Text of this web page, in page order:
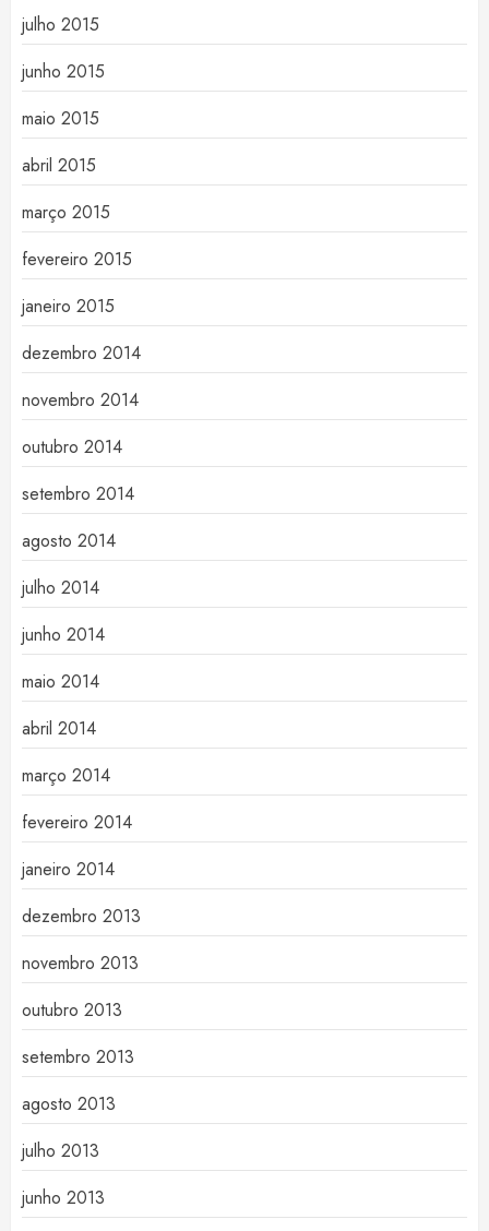
julho 2015
junho 2015
maio 2015
abril 2015
março 2015
fevereiro 2015
janeiro 2015
dezembro 2014
novembro 2014
outubro 2014
setembro 2014
agosto 2014
julho 2014
junho 2014
maio 2014
abril 2014
março 2014
fevereiro 2014
janeiro 2014
dezembro 2013
novembro 2013
outubro 2013
setembro 2013
agosto 2013
julho 2013
junho 2013